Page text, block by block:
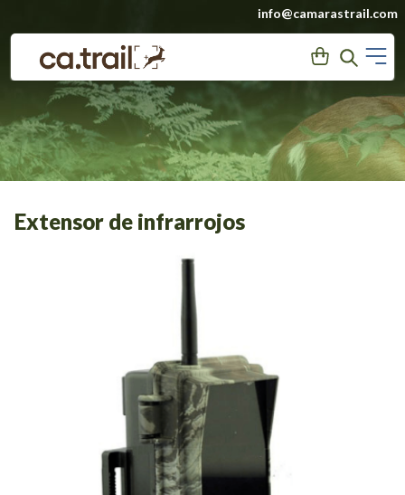
contenido
info@camarastrail.com
User Search
Extensor de infrarrojos